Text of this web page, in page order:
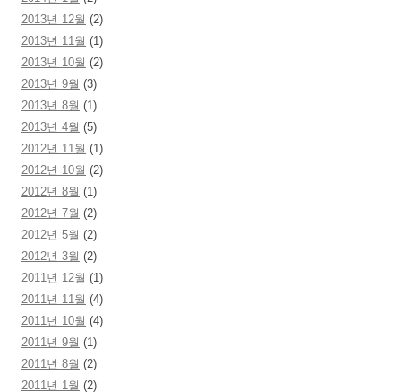
2013년 12월 (2)
2013년 11월 (1)
2013년 10월 (2)
2013년 9월 (3)
2013년 8월 (1)
2013년 4월 (5)
2012년 11월 (1)
2012년 10월 (2)
2012년 8월 (1)
2012년 7월 (2)
2012년 5월 (2)
2012년 3월 (2)
2011년 12월 (1)
2011년 11월 (4)
2011년 10월 (4)
2011년 9월 (1)
2011년 8월 (2)
2011년 1월 (2)